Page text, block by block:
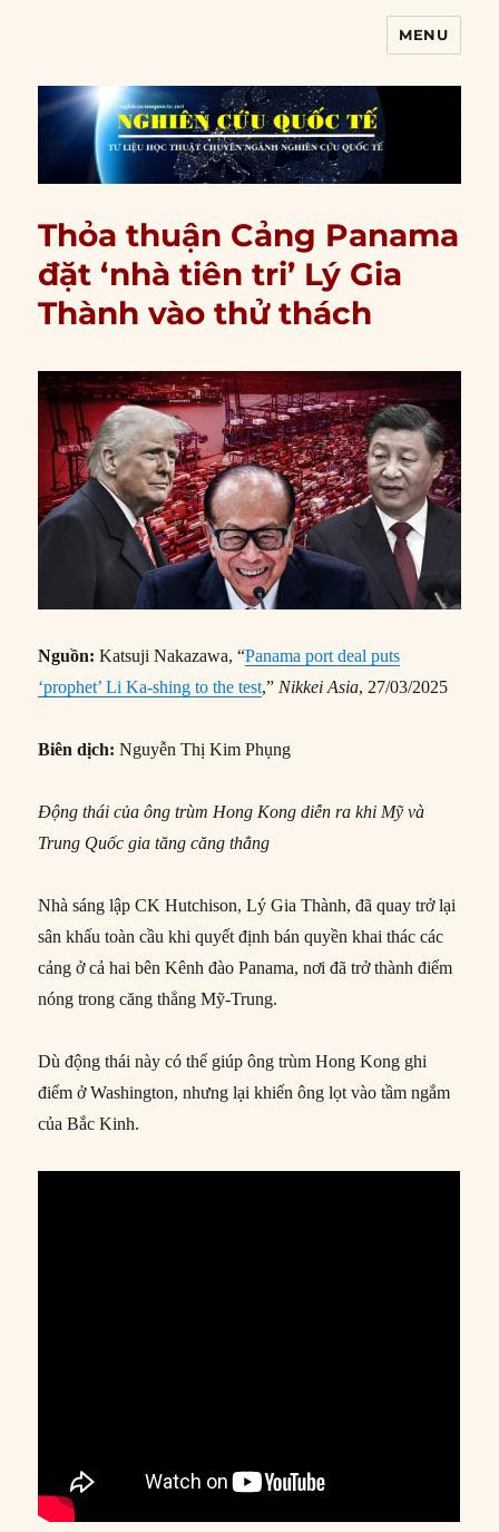
MENU
Thỏa thuận Cảng Panama
đặt ‘nhà tiên tri’ Lý Gia
Thành vào thử thách
Nguồn:Katsuji Nakazawa, “Panama port deal puts
‘prophet’ Li Ka-shing to the test,” Nikkei Asia, 27/03/2025
Biên dịch:Nguyễn Thị Kim Phụng
Động thái của ông trùm Hong Kong diễn ra khi Mỹ và
Trung Quốc gia tăng căng thẳng
Nhà sáng lập CK Hutchison, Lý Gia Thành, đã quay trở lại
sân khấu toàn cầu khi quyết định bán quyền khai thác các
cảng ở cả hai bên Kênh đào Panama, nơi đã trở thành điểm
nóng trong căng thẳng Mỹ-Trung.
Dù động thái này có thể giúp ông trùm Hong Kong ghi
điểm ở Washington, nhưng lại khiến ông lọt vào tầm ngắm
của Bắc Kinh.